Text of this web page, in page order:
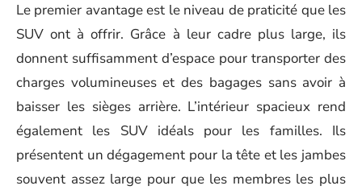
Le premier avantage est le niveau de praticité que les
SUV ont à offrir. Grâce à leur cadre plus large, ils
donnent suffisamment d’espace pour transporter des
charges volumineuses et des bagages sans avoir à
baisser les sièges arrière. L’intérieur spacieux rend
également les SUV idéals pour les familles. Ils
présentent un dégagement pour la tête et les jambes
souvent assez large pour que les membres les plus